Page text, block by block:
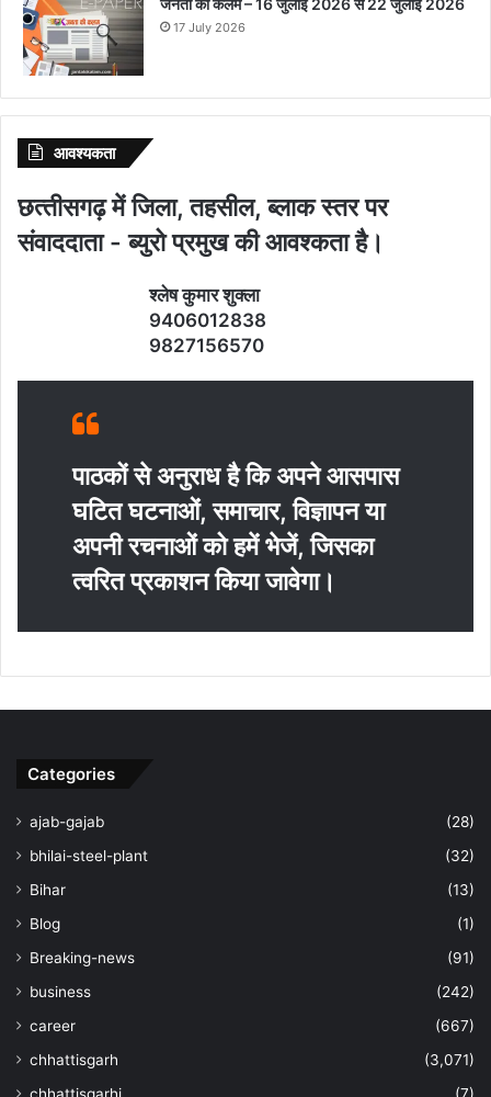
17 July 2026
आवश्‍यकता
छत्‍तीसगढ़ में जिला, तहसील, ब्‍लाक स्‍तर पर
संवाददाता - ब्‍युरो प्रमुख की आवश्‍कता है।
श्‍लेष कुमार शुक्‍ला
9406012838
9827156570
पाठकों से अनुराध है कि अपने आसपास
घटित घटनाओं, समाचार, विज्ञापन या
अपनी रचनाओं को हमें भेजें, जिसका
त्‍वरित प्रकाशन किया जावेगा।
Categories
ajab-gajab
(28)
bhilai-steel-plant
(32)
Bihar
(13)
Blog
(1)
Breaking-news
(91)
business
(242)
career
(667)
chhattisgarh
(3,071)
chhattisgarhi
(7)